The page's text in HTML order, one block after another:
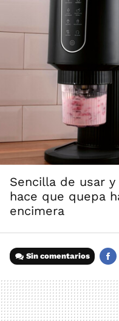
Sencilla de usar
hace que quepa
encimera
Sin comentarios